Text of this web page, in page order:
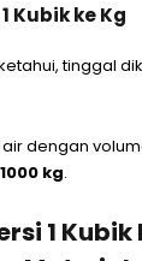
Kubik ke Kg
tinggal
dengan
1000 kg.
1 Kubik